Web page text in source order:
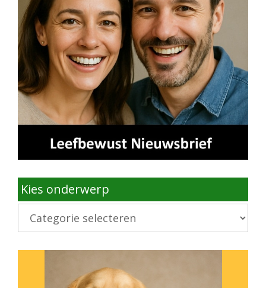
Kies onderwerp
Kies
onderwerp